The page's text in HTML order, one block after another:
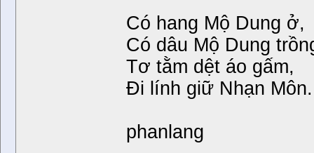
Có hang Mộ Dung ở,
Có dâu Mộ Dung
Tơ tằm dệt áo gấm,
Đi lính giữ Nhạn Môn.
phanlang